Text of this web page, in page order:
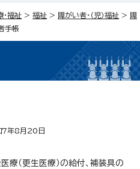
・福祉 > 福祉 > 障がい者・（児）福祉 > 障
手帳
年8月20日
療（更生医療）の給付、補装具の